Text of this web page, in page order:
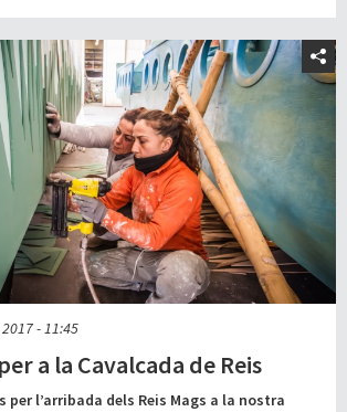
- 11:45
a la Cavalcada de Reis
per l’arribada dels Reis Mags a la nostra